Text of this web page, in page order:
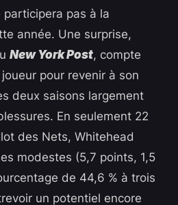
participera pas à la
année. Une surprise,
New York Post, compte
pour revenir à son
deux saisons largement
En seulement 22
des Nets, Whitehead
modestes (5,7 points, 1,5
de 44,6 % à trois
un potentiel encore